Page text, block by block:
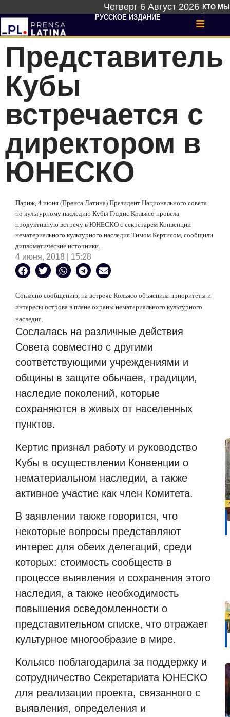
Четверг 6 Август 2026 КТО МЫ
РУССКОЕ ИЗДАНИЕ
Представитель
Кубы
встречается с
директором в
ЮНЕСКО
Париж, 4 июня (Пренса Латина) Президент Национального совета
по культурному наследию Кубы Глэдис Кольясо провела
продуктивную встречу в ЮНЕСКО с секретарем Конвенции
нематериального культурного наследия Тимом Кертисом, сообщили
дипломатические источники.
4 июня, 2018 | 15:28
Согласно сообщению, на встрече Кольясо объяснила приоритеты и
интересы острова в плане охраны нематериального культурного
наследия.
Сослалась на различные действия
Совета совместно с другими
соответствующими учреждениями и
общины в защите обычаев, традиции,
наследие поколений, которые
сохраняются в живых от населенных
пунктов.
Кертис признал работу и руководство
Кубы в осуществлении Конвенции о
нематериальном наследии, а также
активное участие как член Комитета.
В заявлении также говорится, что
некоторые вопросы представляют
интерес для обеих делегаций, среди
которых: стоимость сообществ в
процессе выявления и сохранения этого
наследия, а также необходимость
повышения осведомленности о
представительном списке, что отражает
культурное многообразие в мире.
Кольясо поблагодарила за поддержку и
сотрудничество Секретариата ЮНЕСКО
для реализации проекта, связанного с
выявления, определения и